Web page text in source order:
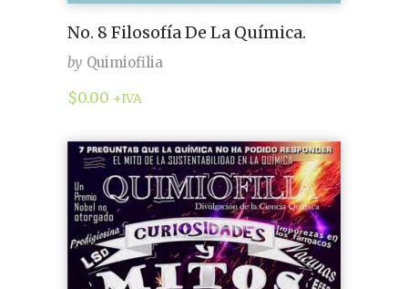
No. 8 Filosofía De La Química.
by Quimiofilia
$0.00 +IVA